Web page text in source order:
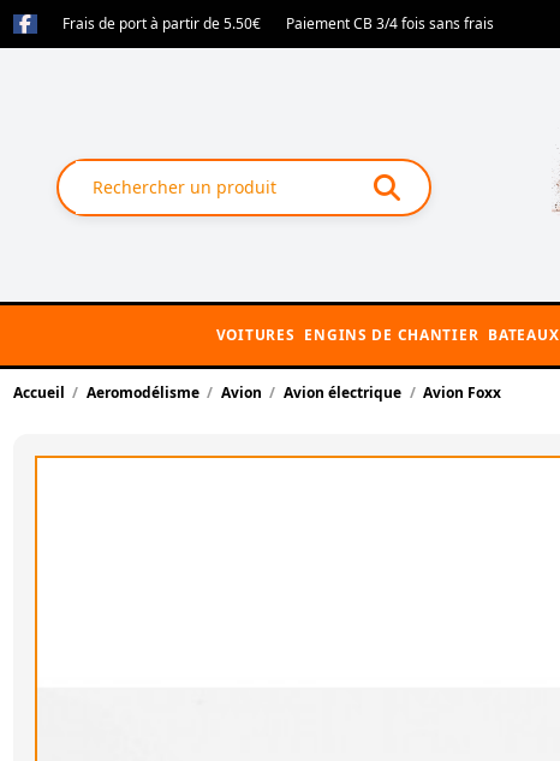
Frais de port à partir de 5.50€ Paiement CB 3/4 fois sans frais
VOITURES ENGINS DE CHANTIER BATEAUX
Accueil Aeromodélisme Avion Avion électrique Avion Foxx